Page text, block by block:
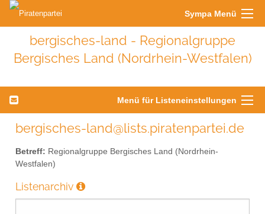
Sympa Menü
bergisches-land - Regionalgruppe
Bergisches Land (Nordrhein-Westfalen)
Menü für Listeneinstellungen
bergisches-land@lists.piratenpartei.de
Betreff: Regionalgruppe Bergisches Land (Nordrhein-
Westfalen)
Listenarchiv